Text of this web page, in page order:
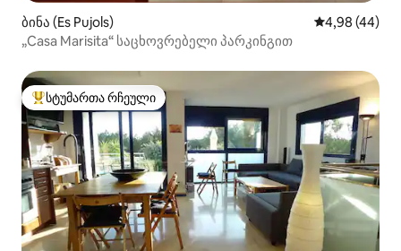
ბინა (Es Pujols) საშუალო
4,98 (44)
„Casa Marisita“ საცხოვრებელი პარკინგით
სტუმართა რჩეული მოწინავე ვარიანტი
სტუმართა რჩეული